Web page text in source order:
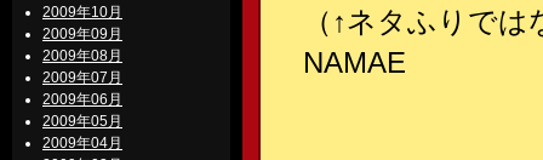
2009年10月
2009年09月
2009年08月
2009年07月
2009年06月
2009年05月
2009年04月
（↑ネタふりで
NAMAE